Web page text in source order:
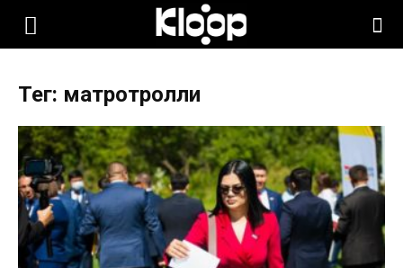
KLOOP.KG
Новости
Кыргызстана
Тег: матротролли